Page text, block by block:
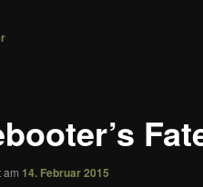
am 14. Februar 2015